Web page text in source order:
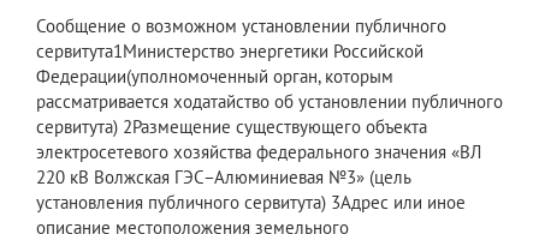
​Сообщение о возможном установлении публичного
сервитута1Министерство энергетики Российской
Федерации(уполномоченный орган, которым
рассматривается ходатайство об установлении публичного
сервитута) ​2Размещение существующего объекта
электросетевого хозяйства федерального значения «ВЛ
220 кВ Волжская ГЭС–Алюминиевая №3» (цель
установления публичного сервитута) ​3Адрес или иное
описание местоположения земельного